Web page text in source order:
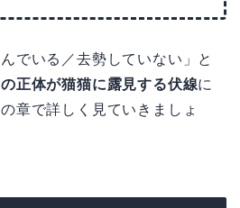
でいる／去勢していない」と
正体が猫猫に露見する伏線に
章で詳しく見ていきましょ